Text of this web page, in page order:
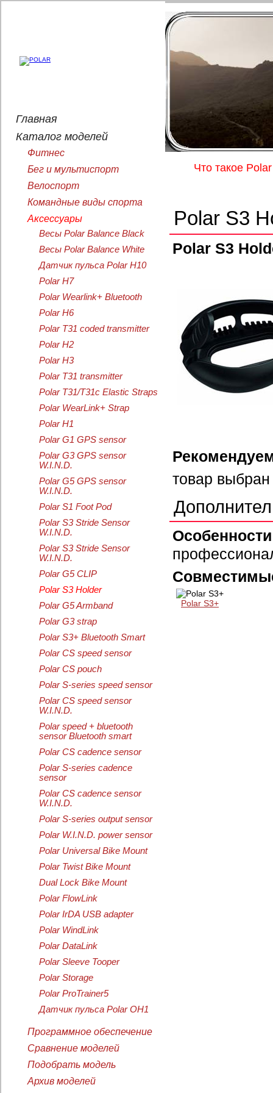
Что такое Polar
Polar S3
Polar S3
товар
Polar S3+
Главная
Каталог моделей
Фитнес
Бег и мультиспорт
Велоспорт
Командные виды спорта
Аксессуары
Весы Polar Balance Black
Весы Polar Balance White
Датчик пульса Polar H10
Polar H7
Polar Wearlink+ Bluetooth
Polar H6
Polar T31 coded transmitter
Polar H2
Polar H3
Polar T31 transmitter
Polar T31/T31c Elastic Straps
Polar WearLink+ Strap
Polar H1
Polar G1 GPS sensor
Polar G3 GPS sensor
W.I.N.D.
Polar G5 GPS sensor
W.I.N.D.
Polar S1 Foot Pod
Polar S3 Stride Sensor
W.I.N.D.
Polar S3 Stride Sensor
W.I.N.D.
Polar G5 CLIP
Polar S3 Holder
Polar G5 Armband
Polar G3 strap
Polar S3+ Bluetooth Smart
Polar CS speed sensor
Polar CS pouch
Polar S-series speed sensor
Polar CS speed sensor
W.I.N.D.
Polar speed + bluetooth
sensor Bluetooth smart
Polar CS cadence sensor
Polar S-series cadence
sensor
Polar CS cadence sensor
W.I.N.D.
Polar S-series output sensor
Polar W.I.N.D. power sensor
Polar Universal Bike Mount
Polar Twist Bike Mount
Dual Lock Bike Mount
Polar FlowLink
Polar IrDA USB adapter
Polar WindLink
Polar DataLink
Polar Sleeve Tooper
Polar Storage
Polar ProTrainer5
Датчик пульса Polar OH1
Программное обеспечение
Сравнение моделей
Подобрать модель
Архив моделей